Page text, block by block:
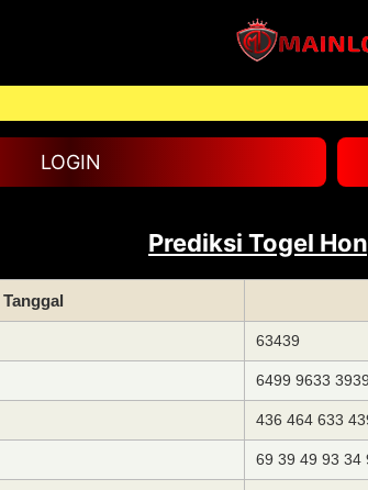
LOGIN
Prediksi Togel
Tanggal
63439
6499 9633
436 464 633
69 39 49 93 34